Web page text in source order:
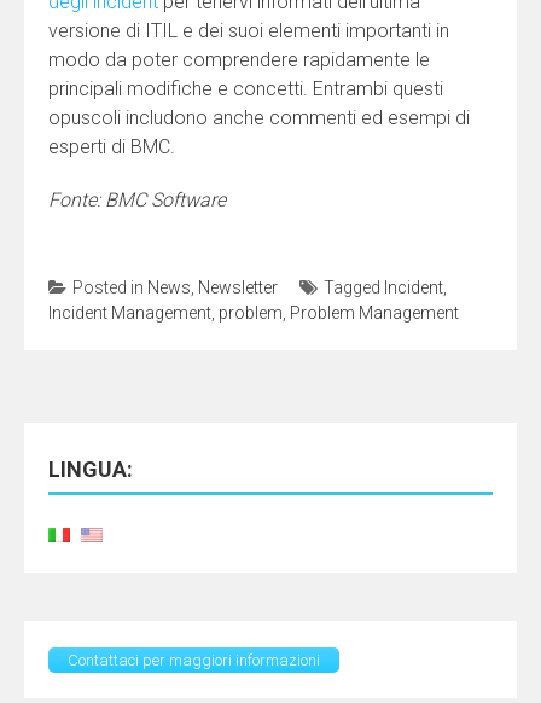
versione di ITIL e dei suoi elementi importanti in
modo da poter comprendere rapidamente le
principali modifiche e concetti. Entrambi questi
opuscoli includono anche commenti ed esempi di
esperti di BMC.
Fonte: BMC Software
Posted in News Newsletter Tagged Incident
Incident Management problem Problem Management
LINGUA:
Contattaci per maggiori informazioni